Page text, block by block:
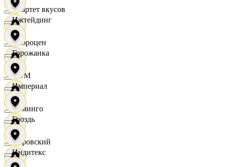
Квартет вкусов
Доброцен
ДОМ
Доминго
Кировский
Ижтейдинг
Горожанка
Империал
Гроздь
Индитекс